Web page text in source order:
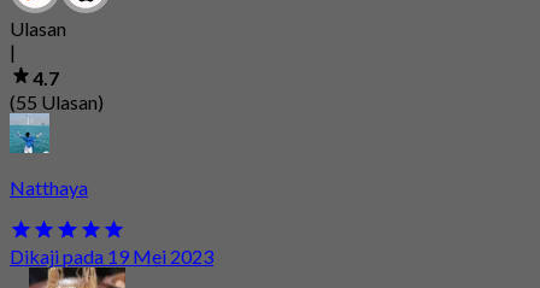
Ulasan
|
4.7
(55 Ulasan)
Natthaya
Dikaji pada 19 Mei 2023